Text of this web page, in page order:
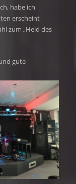
habe ich
erscheint
zum „Held des
gute